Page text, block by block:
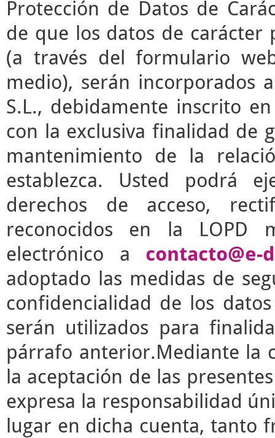
Protección de Datos de
de que los datos de carácter
(a través del formulario
medio), serán incorporados
S.L., debidamente inscrito
con la exclusiva finalidad de
mantenimiento de la
establezca. Usted podrá
derechos de acceso,
reconocidos en la LOPD
electrónico a contacto@e-
adoptado las medidas de
confidencialidad de los
serán utilizados para
párrafo anterior.Mediante la
la aceptación de las
expresa la responsabilidad
lugar en dicha cuenta, tanto